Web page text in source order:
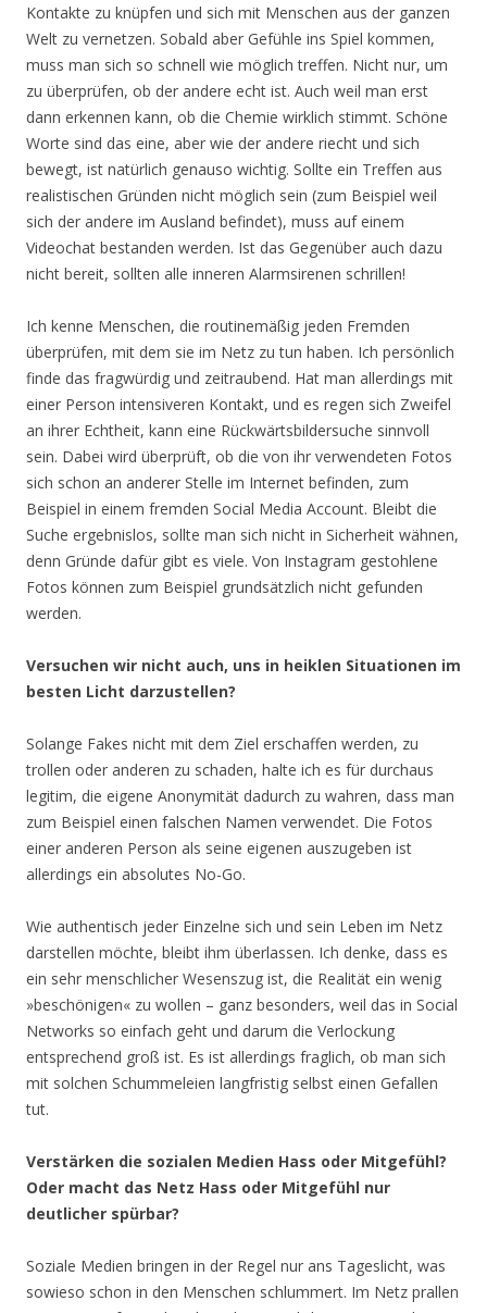
Kontakte zu knüpfen und sich mit Menschen aus der ganzen
Welt zu vernetzen. Sobald aber Gefühle ins Spiel kommen,
muss man sich so schnell wie möglich treffen. Nicht nur, um
zu überprüfen, ob der andere echt ist. Auch weil man erst
dann erkennen kann, ob die Chemie wirklich stimmt. Schöne
Worte sind das eine, aber wie der andere riecht und sich
bewegt, ist natürlich genauso wichtig. Sollte ein Treffen aus
realistischen Gründen nicht möglich sein (zum Beispiel weil
sich der andere im Ausland befindet), muss auf einem
Videochat bestanden werden. Ist das Gegenüber auch dazu
nicht bereit, sollten alle inneren Alarmsirenen schrillen!
Ich kenne Menschen, die routinemäßig jeden Fremden
überprüfen, mit dem sie im Netz zu tun haben. Ich persönlich
finde das fragwürdig und zeitraubend. Hat man allerdings mit
einer Person intensiveren Kontakt, und es regen sich Zweifel
an ihrer Echtheit, kann eine Rückwärtsbildersuche sinnvoll
sein. Dabei wird überprüft, ob die von ihr verwendeten Fotos
sich schon an anderer Stelle im Internet befinden, zum
Beispiel in einem fremden Social Media Account. Bleibt die
Suche ergebnislos, sollte man sich nicht in Sicherheit wähnen,
denn Gründe dafür gibt es viele. Von Instagram gestohlene
Fotos können zum Beispiel grundsätzlich nicht gefunden
werden.
Versuchen wir nicht auch, uns in heiklen Situationen im
besten Licht darzustellen?
Solange Fakes nicht mit dem Ziel erschaffen werden, zu
trollen oder anderen zu schaden, halte ich es für durchaus
legitim, die eigene Anonymität dadurch zu wahren, dass man
zum Beispiel einen falschen Namen verwendet. Die Fotos
einer anderen Person als seine eigenen auszugeben ist
allerdings ein absolutes No-Go.
Wie authentisch jeder Einzelne sich und sein Leben im Netz
darstellen möchte, bleibt ihm überlassen. Ich denke, dass es
ein sehr menschlicher Wesenszug ist, die Realität ein wenig
»beschönigen« zu wollen – ganz besonders, weil das in Social
Networks so einfach geht und darum die Verlockung
entsprechend groß ist. Es ist allerdings fraglich, ob man sich
mit solchen Schummeleien langfristig selbst einen Gefallen
tut.
Verstärken die sozialen Medien Hass oder Mitgefühl?
Oder macht das Netz Hass oder Mitgefühl nur
deutlicher spürbar?
Soziale Medien bringen in der Regel nur ans Tageslicht, was
sowieso schon in den Menschen schlummert. Im Netz prallen